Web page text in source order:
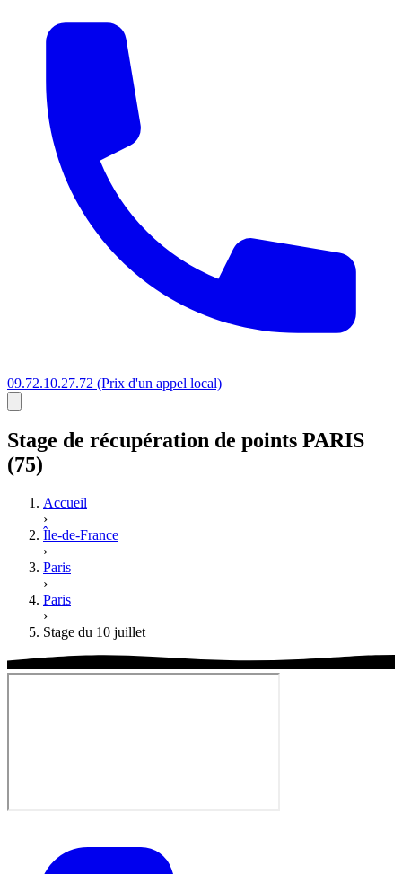
09.72.10.27.72 (Prix d'un appel local)
Stage de récupération de points PARIS
(75)
Accueil
›
Île-de-France
›
Paris
›
Paris
›
Stage du 10 juillet